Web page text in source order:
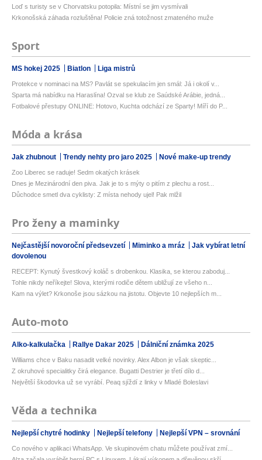
Loď s turisty se v Chorvatsku potopila: Místní se jim vysmívali
Krkonošská záhada rozluštěna! Policie zná totožnost zmateného muže
Sport
MS hokej 2025 Biatlon Liga mistrů
Protekce v nominaci na MS? Pavlát se spekulacím jen smál: Já i okolí v...
Sparta má nabídku na Haraslína! Ozval se klub ze Saúdské Arábie, jedná...
Fotbalové přestupy ONLINE: Hotovo, Kuchta odchází ze Sparty! Míří do P...
Móda a krása
Jak zhubnout Trendy nehty pro jaro 2025 Nové make-up trendy
Zoo Liberec se raduje! Sedm okatých krásek
Dnes je Mezinárodní den piva. Jak je to s mýty o pitím z plechu a rost...
Důchodce smetl dva cyklisty: Z místa nehody ujel! Pak mlžil
Pro ženy a maminky
Nejčastější novoroční předsevzetí Miminko a mráz
Jak vybírat letní
dovolenou
RECEPT: Kynutý švestkový koláč s drobenkou. Klasika, se kterou zaboduj...
Tohle nikdy neříkejte! Slova, kterými rodiče dětem ubližují ze všeho n...
Kam na výlet? Krkonoše jsou sázkou na jistotu. Objevte 10 nejlepších m...
Auto-moto
Alko-kalkulačka Rallye Dakar 2025 Dálniční známka 2025
Williams chce v Baku nasadit velké novinky. Alex Albon je však skeptic...
Z okruhové specialitky čirá elegance. Bugatti Destrier je třetí dílo d...
Největší škodovka už se vyrábí. Peaq sjíždí z linky v Mladé Boleslavi
Věda a technika
Nejlepší chytré hodinky Nejlepší telefony Nejlepší VPN – srovnání
Co nového v aplikaci WhatsApp. Ve skupinovém chatu můžete používat zmí...